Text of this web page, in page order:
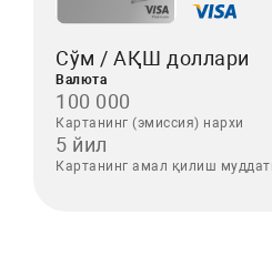
Сўм / АҚШ доллари
Валюта
100 000
Картанинг (эмиссия) нархи
5 йил
Картанинг амал қилиш